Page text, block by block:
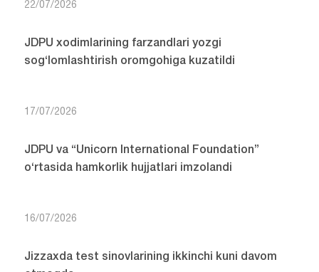
22/07/2026
JDPU xodimlarining farzandlari yozgi
sog‘lomlashtirish oromgohiga kuzatildi
17/07/2026
JDPU va “Unicorn International Foundation”
o‘rtasida hamkorlik hujjatlari imzolandi
16/07/2026
Jizzaxda test sinovlarining ikkinchi kuni davom